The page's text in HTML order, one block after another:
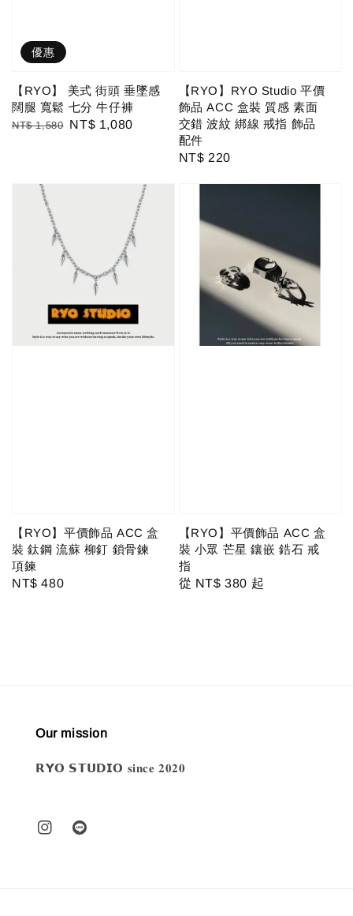
優惠
【RYO】 美式 街頭 垂墜感
闊腿 寬鬆 七分 牛仔褲
Regular
NT$ 1,580 Sale
NT$ 1,080
【RYO】RYO Studio 平價
飾品 ACC 盒裝 質感 素面
交錯 波紋 綁線 戒指 飾品
配件
Regular
NT$ 220
【RYO】平價飾品 ACC 盒
裝 鈦鋼 流蘇 柳釘 鎖骨鍊
項鍊
Regular
NT$ 480
【RYO】平價飾品 ACC 盒
裝 小眾 芒星 鑲嵌 鋯石 戒
指
Regular
從 NT$ 380 起
Our mission
𝗥𝗬𝗢 𝗦𝗧𝗨𝗗𝗜𝗢 𝐬𝐢𝐧𝐜𝐞 𝟐𝟎𝟐𝟎